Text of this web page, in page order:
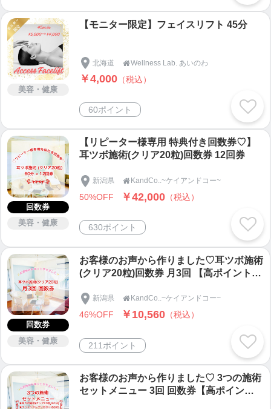
美容・健康
【モニター限定】フェイスリフト 45分
北海道 Wellness Lab. あいのわ
￥4,000 （税込）
60ポイント
回数券
美容・健康
【リピーター様専用 特典付き回数券♡】
耳ツボ施術(クリア20粒)回数券 12回券
新潟県  KandCo..~ケイアンドコー~
50%OFF ￥42,000 （税込）
630ポイント
回数券
美容・健康
お客様のお声から作りました♡耳ツボ施術
(クリア20粒)回数券 月3回 【高ポイント還
新潟県  KandCo..~ケイアンドコー~
46%OFF ￥10,560 （税込）
211ポイント
お客様のお声から作りました♡ 3つの施術
セットメニュー 3回 回数券【高ポイント